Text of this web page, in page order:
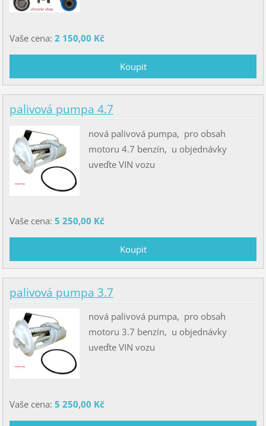
Vaše cena: 2 150,00 Kč
palivová pumpa 4.7
nová palivová pumpa, pro obsah
motoru 4.7 benzín, u objednávky
uveďte VIN vozu
Vaše cena: 5 250,00 Kč
palivová pumpa 3.7
nová palivová pumpa, pro obsah
motoru 3.7 benzín, u objednávky
uveďte VIN vozu
Vaše cena: 5 250,00 Kč